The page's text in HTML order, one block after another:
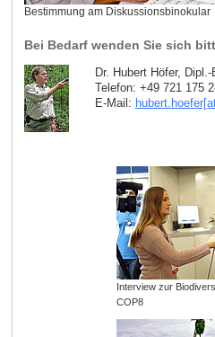
Bestimmung am Diskussionsbinokular
Bei Bedarf wenden Sie sich
Dr. Hubert Höfer, Dipl.-
Telefon: +49 721 175
E-Mail:
Interview zur
COP8